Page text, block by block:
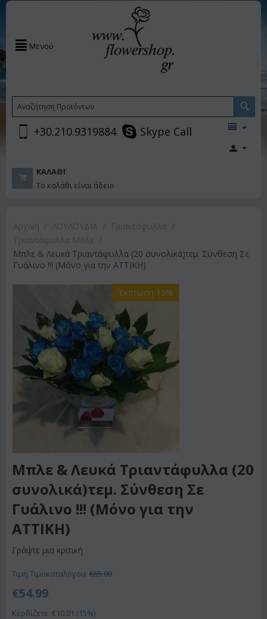
Μενού
+30.210.9319884 Skype Call
ΚΑΛΆΘΙ
Το καλάθι είναι άδειο
Μπλε & Λευκά Τριαντάφυλλα (20 συνολικά)τεμ. Σύνθεση Σε
Γυάλινο !!! (Μόνο για την ΑΤΤΙΚΗ)
Έκπτωση 15%
Μπλε & Λευκά Τριαντάφυλλα (20
συνολικά)τεμ. Σύνθεση Σε
Γυάλινο !!! (Μόνο για την
ΑΤΤΙΚΗ)
Γράψτε μια κριτική
Τιμή Τιμοκαταλόγου: €65.00
€54.99
Κερδίζετε: €10.01 (15%)